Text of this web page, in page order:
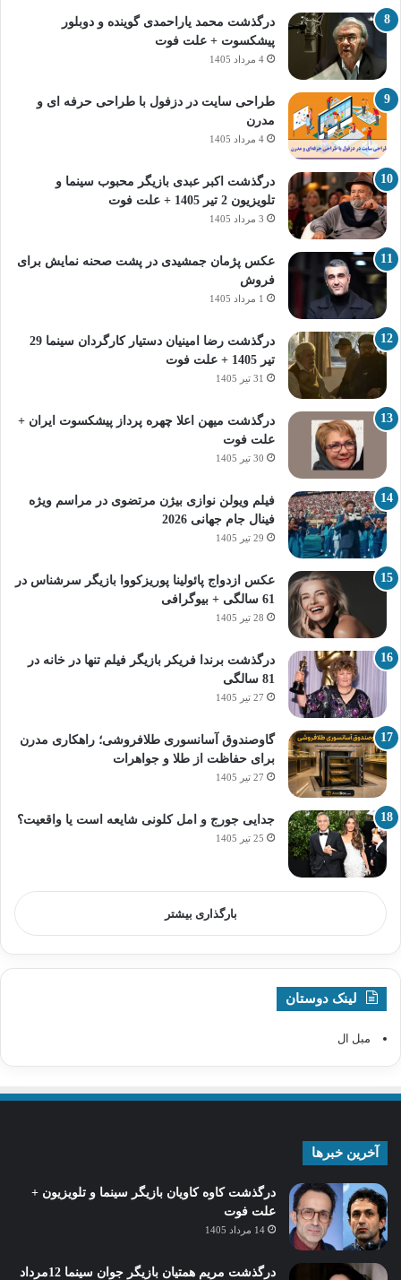
درگذشت محمد یاراحمدی گوینده و دوبلور
پیشکسوت + علت فوت
4 مرداد 1405
طراحی سایت در دزفول با طراحی حرفه‌ ای و
مدرن
4 مرداد 1405
درگذشت اکبر عبدی بازیگر محبوب سینما و
تلویزیون 2 تیر 1405 + علت فوت
3 مرداد 1405
عکس پژمان جمشیدی در پشت صحنه نمایش برای
فروش
1 مرداد 1405
درگذشت رضا امینیان دستیار کارگردان سینما 29
تیر 1405 + علت فوت
31 تیر 1405
درگذشت میهن اعلا چهره پرداز پیشکسوت ایران +
علت فوت
30 تیر 1405
فیلم ویولن نوازی بیژن مرتضوی در مراسم ویژه
فینال جام جهانی 2026
29 تیر 1405
عکس ازدواج پائولینا پوریزکووا بازیگر سرشناس در
61 سالگی + بیوگرافی
28 تیر 1405
درگذشت برندا فریکر بازیگر فیلم تنها در خانه در
81 سالگی
27 تیر 1405
گاوصندوق آسانسوری طلافروشی؛ راهکاری مدرن
برای حفاظت از طلا و جواهرات
27 تیر 1405
جدایی جورج و امل کلونی شایعه است یا واقعیت؟
25 تیر 1405
بارگذاری بیشتر
لینک دوستان
مبل ال
آخرین خبرها
درگذشت کاوه کاویان بازیگر سینما و تلویزیون +
علت فوت
14 مرداد 1405
درگذشت مریم همتیان بازیگر جوان سینما 12مرداد